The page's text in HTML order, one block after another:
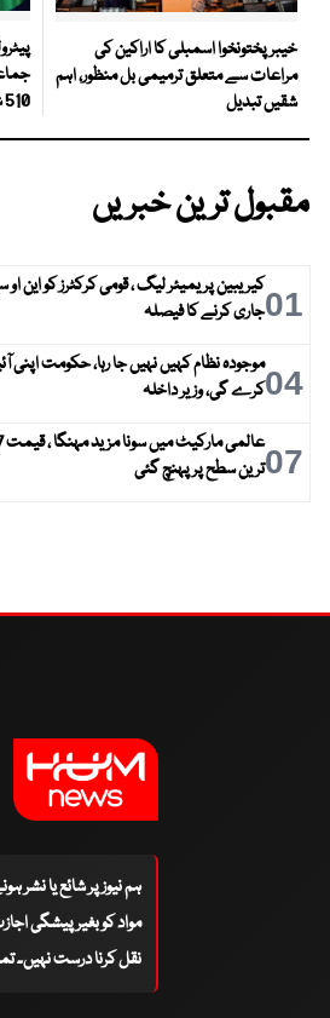
خیبرپختونخوا اسمبلی کا اراکین کی
مراعات سے متعلق ترمیمی بل منظور، اہم
شقیں تبدیل
510 شاہراہوں پر دھرنوں کا اعلان
مقبول ترین خبریں
01جاری کرنے کا فیصلہ
04موجودہ نظام کہیں نہیں جا رہا، حکومت
کرے گی، وزیر داخلہ
07ترین سطح پر پہنچ گئی
ہم نیوز پر شائع یا نشر
مواد کو بغیر پیشگی
نقل کرنا درست نہیں۔